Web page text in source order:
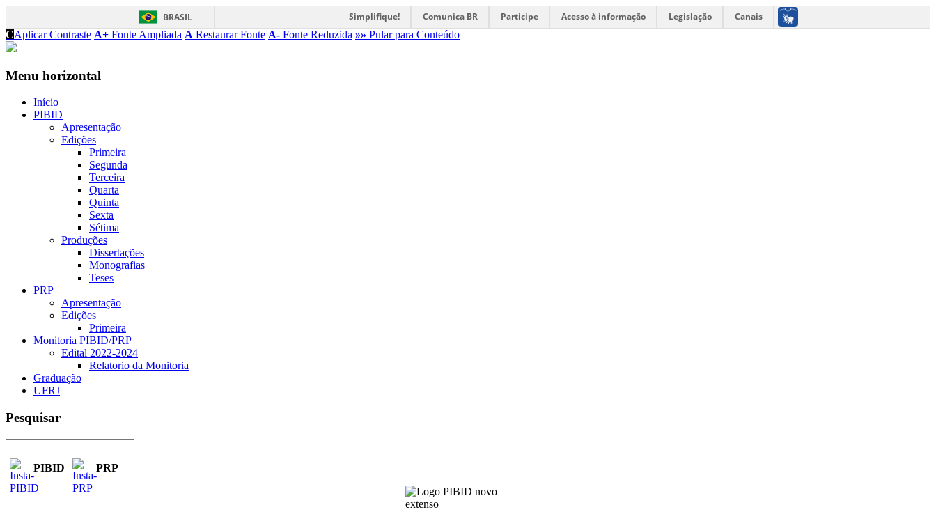
BRASIL Simplifique! Comunica BR Participe Acesso à informação Legislação
Canais
CAplicar Contraste A+ Fonte Ampliada A Restaurar Fonte A- Fonte Reduzida »» Pular para Conteúdo
Menu horizontal
Início
PIBID
Apresentação
Edições
Primeira
Segunda
Terceira
Quarta
Quinta
Sexta
Sétima
Produções
Dissertações
Monografias
Teses
PRP
Apresentação
Edições
Primeira
Monitoria PIBID/PRP
Edital 2022-2024
Relatorio da Monitoria
Graduação
UFRJ
Pesquisar
PIBID PRP